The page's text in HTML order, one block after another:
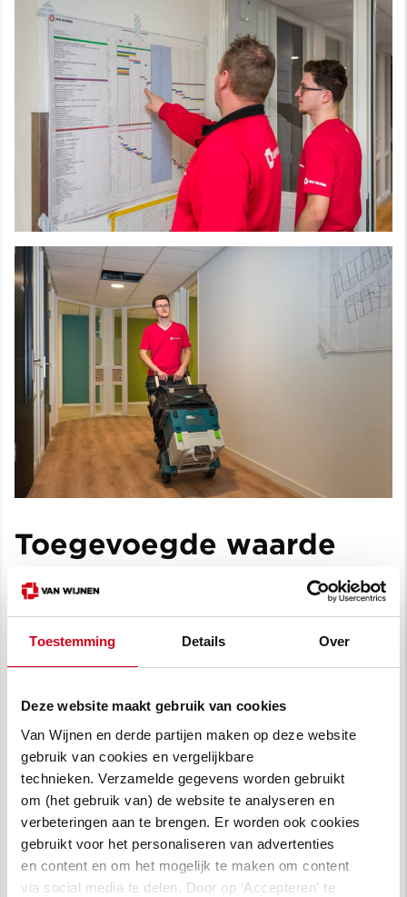
Toestemming Details Over
Deze website maakt gebruik van cookies
Van Wijnen en derde partijen maken op deze website
gebruik van cookies en vergelijkbare
technieken. Verzamelde gegevens worden gebruikt
om (het gebruik van) de website te analyseren en
verbeteringen aan te brengen. Er worden ook cookies
gebruikt voor het personaliseren van advertenties
en content en om het mogelijk te maken om content
via social media te delen. Door op ‘Accepteren’ te
Toegevoegde waarde
van Van Wijnen
Snappen wat de zorg nodig heeft en de
laagdrempeligheid, daarin maakt Van Wijnen
volgens Jojanneke het verschil. ''Het kleine,
samenwerk begrijpt wat de zorg nodig heeft
en denkt altijd mee. Het voelt als een
partnerschap, niet als een standaard
leverancier-klantrelatie.'' Joost sluit zich
daarbij aan. ''Doordat we al zo lang
samenwerken hebben we een sterke band
opgebouwd.''